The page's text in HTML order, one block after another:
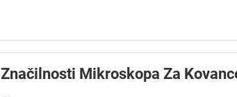
Značilnosti Mikroskopa Za